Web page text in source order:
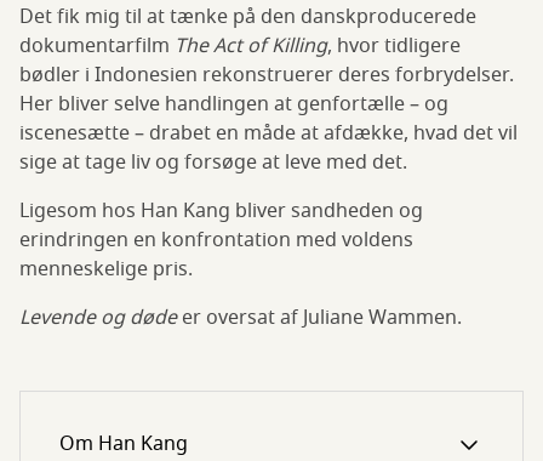
Det fik mig til at tænke på den danskproducerede
dokumentarfilm The Act of Killing, hvor tidligere
bødler i Indonesien rekonstruerer deres forbrydelser.
Her bliver selve handlingen at genfortælle – og
iscenesætte – drabet en måde at afdække, hvad det vil
sige at tage liv og forsøge at leve med det.
Ligesom hos Han Kang bliver sandheden og
erindringen en konfrontation med voldens
menneskelige pris.
Levende og dødeer oversat af Juliane Wammen.
Om Han Kang